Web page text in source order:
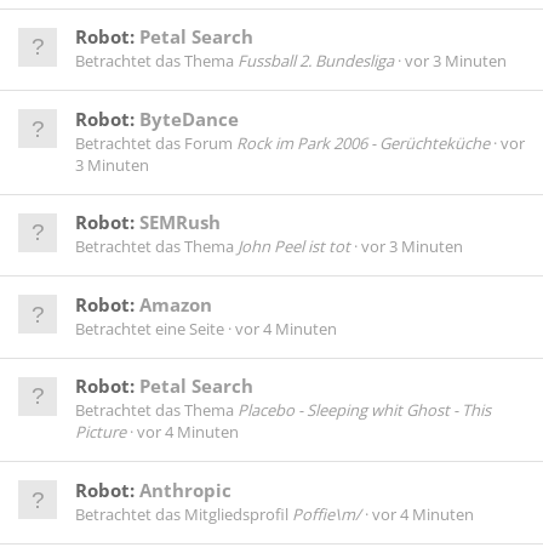
Robot: Petal Search
Betrachtet das Thema Fussball 2. Bundesliga vor 3 Minuten
Robot: ByteDance
Betrachtet das Forum Rock im Park 2006 - Gerüchteküche vor
3 Minuten
Robot: SEMRush
Betrachtet das Thema John Peel ist tot vor 3 Minuten
Robot: Amazon
Betrachtet eine Seite vor 4 Minuten
Robot: Petal Search
Betrachtet das Thema Placebo - Sleeping whit Ghost - This
Picture vor 4 Minuten
Robot: Anthropic
Betrachtet das Mitgliedsprofil Poffie\m/ vor 4 Minuten